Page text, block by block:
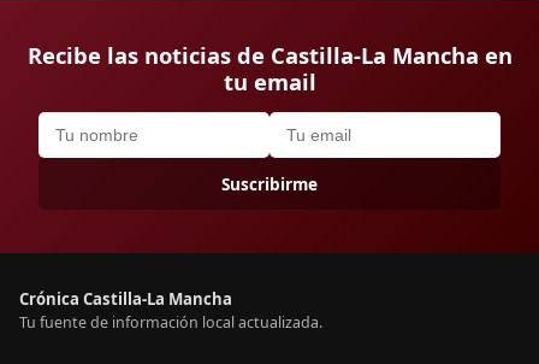
Recibe las noticias de Castilla-La Mancha en
tu email
Suscribirme
Crónica Castilla-La Mancha
Tu fuente de información local actualizada.